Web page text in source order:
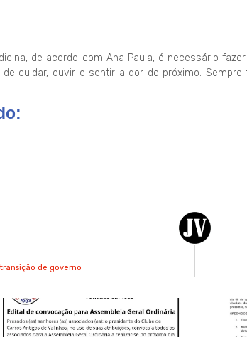
de acordo com Ana Paula, é necessário
cuidar, ouvir e sentir a dor do próximo. Sempre
de governo